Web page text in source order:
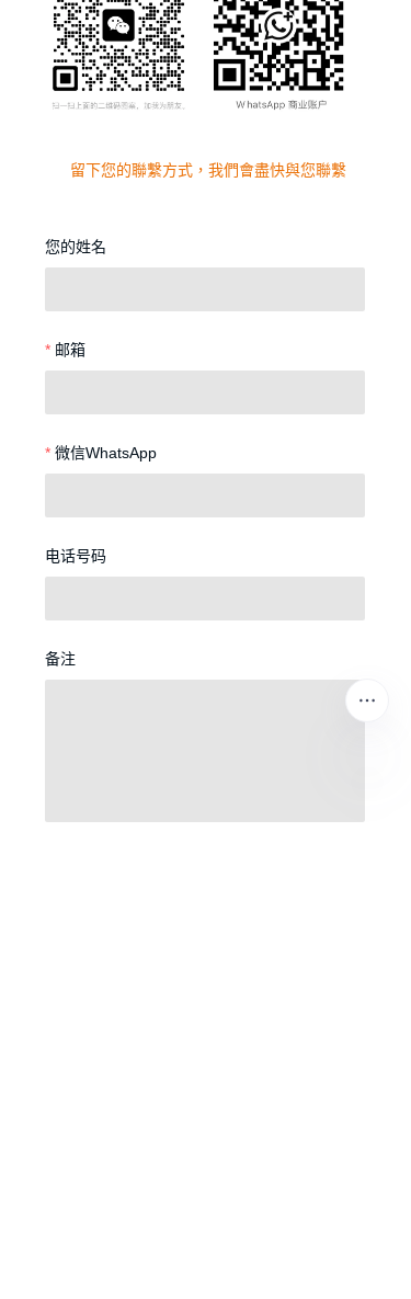
您的姓名
邮箱
微信WhatsApp
电话号码
备注
留下您的聯繫方式，我們會盡快與您聯繫